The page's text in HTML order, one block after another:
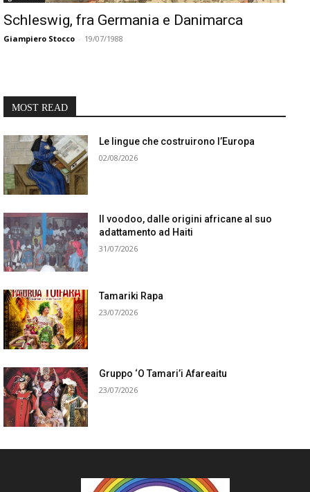
Schleswig, fra Germania e Danimarca
Giampiero Stocco - 19/07/1988
MOST READ
Le lingue che costruirono l’Europa
02/08/2026
Il voodoo, dalle origini africane al suo
adattamento ad Haiti
31/07/2026
Tamariki Rapa
23/07/2026
Gruppo ‘O Tamari’i Afareaitu
23/07/2026